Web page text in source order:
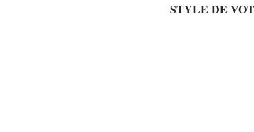
STYLE DE